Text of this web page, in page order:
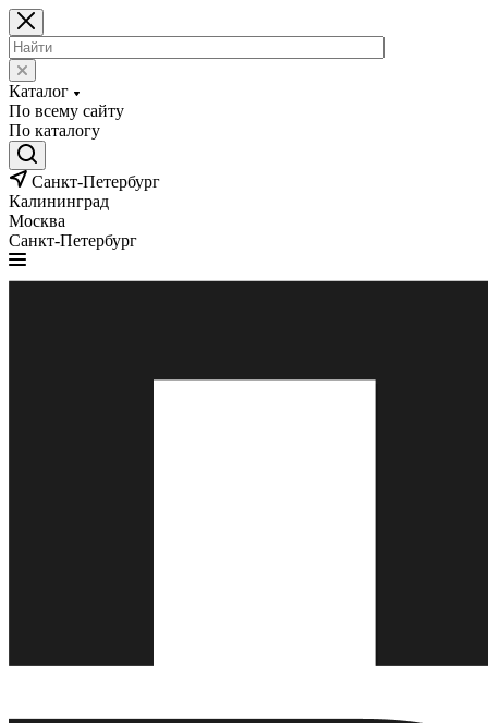
Каталог
По всему сайту
По каталогу
Санкт-Петербург
Калининград
Москва
Санкт-Петербург